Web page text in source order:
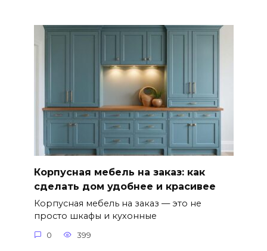
Корпусная мебель на заказ: как
сделать дом удобнее и красивее
Корпусная мебель на заказ — это не
просто шкафы и кухонные
0 399